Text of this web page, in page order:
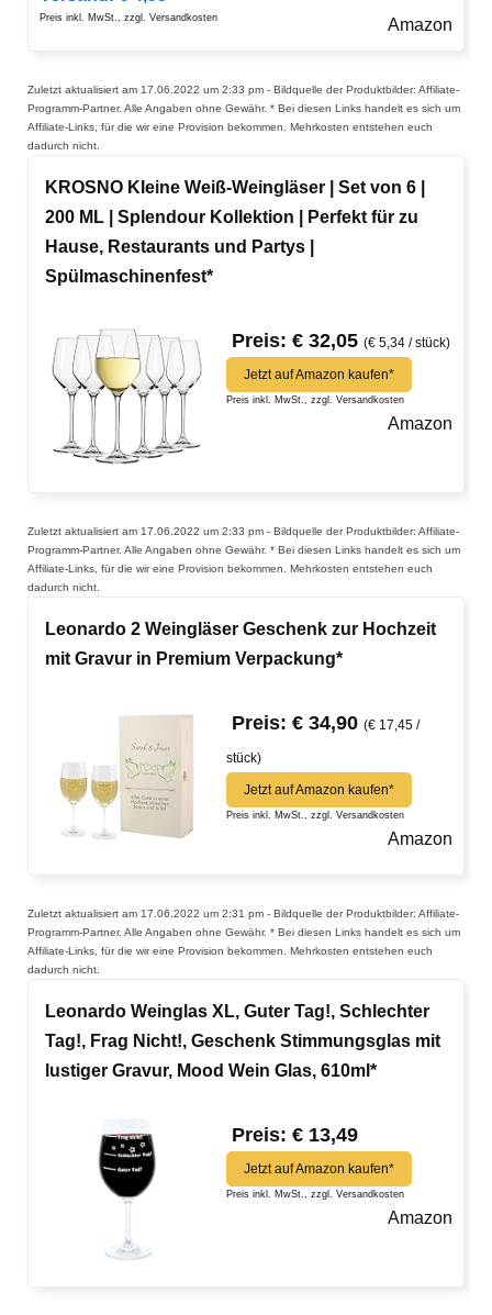
Preis inkl. MwSt., zzgl. Versandkosten Amazon
Zuletzt aktualisiert am 17.06.2022 um 2:33 pm - Bildquelle der Produktbilder: Affiliate-
Programm-Partner. Alle Angaben ohne Gewähr. * Bei diesen Links handelt es sich um
Affiliate-Links, für die wir eine Provision bekommen. Mehrkosten entstehen euch
dadurch nicht.
KROSNO Kleine Weiß-Weingläser | Set von 6 |
200 ML | Splendour Kollektion | Perfekt für zu
Hause, Restaurants und Partys |
Spülmaschinenfest*
Preis: € 32,05 (€ 5,34 / stück)
Jetzt auf Amazon kaufen*
Preis inkl. MwSt., zzgl. Versandkosten
Amazon
Zuletzt aktualisiert am 17.06.2022 um 2:33 pm - Bildquelle der Produktbilder: Affiliate-
Programm-Partner. Alle Angaben ohne Gewähr. * Bei diesen Links handelt es sich um
Affiliate-Links, für die wir eine Provision bekommen. Mehrkosten entstehen euch
dadurch nicht.
Leonardo 2 Weingläser Geschenk zur Hochzeit
mit Gravur in Premium Verpackung*
Preis: € 34,90 (€ 17,45 /
stück)
Jetzt auf Amazon kaufen*
Preis inkl. MwSt., zzgl. Versandkosten
Amazon
Zuletzt aktualisiert am 17.06.2022 um 2:31 pm - Bildquelle der Produktbilder: Affiliate-
Programm-Partner. Alle Angaben ohne Gewähr. * Bei diesen Links handelt es sich um
Affiliate-Links, für die wir eine Provision bekommen. Mehrkosten entstehen euch
dadurch nicht.
Leonardo Weinglas XL, Guter Tag!, Schlechter
Tag!, Frag Nicht!, Geschenk Stimmungsglas mit
lustiger Gravur, Mood Wein Glas, 610ml*
Preis: € 13,49
Jetzt auf Amazon kaufen*
Preis inkl. MwSt., zzgl. Versandkosten
Amazon